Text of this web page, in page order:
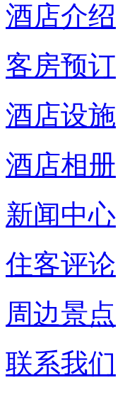
酒店介绍
客房预订
酒店设施
酒店相册
新闻中心
住客评论
周边景点
联系我们